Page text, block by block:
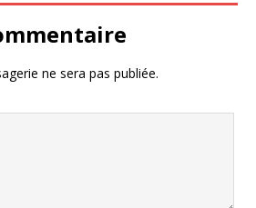
ne sera pas publiée.